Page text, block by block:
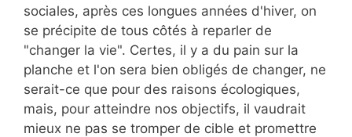
sociales, après ces longues années d'hiver, on
se précipite de tous côtés à reparler de
"changer la vie". Certes, il y a du pain sur la
planche et l'on sera bien obligés de changer, ne
serait-ce que pour des raisons écologiques,
mais, pour atteindre nos objectifs, il vaudrait
mieux ne pas se tromper de cible et promettre